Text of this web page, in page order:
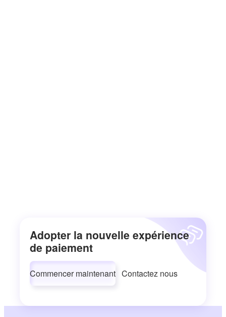
Adopter la nouvelle expérience
de paiement
Commencer maintenant Contactez nous